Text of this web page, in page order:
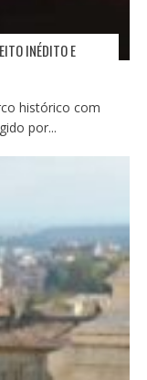
INÉDITO E
histórico com
por...